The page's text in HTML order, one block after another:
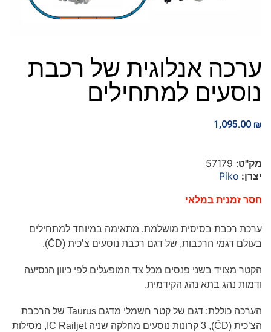
ערכה אנלוגית של רכבת
נוסעים למתחילים
1,095.00 ₪
מק"ט: 57179
יצרן: Piko
חסר זמנית במלאי
ערכת רכבת בסיסית מושלמת, מתאימה במיוחד למתחילים
בעולם דגמי הרכבות, של דגם רכבת נוסעים צ’כית (ČD
).
הקטר מצויד בשני פנסים מכל צד המופעלים לפי כיוון הנסיעה
ודמות נהג בתא נהג הקידמית.
הערכה כוללת: דגם של קטר חשמלי מדגם Taurus של הרכבת
הצ’כית (ČD), 3 קרונות נוסעים מחלקה שניה IC Railjet , מסילות